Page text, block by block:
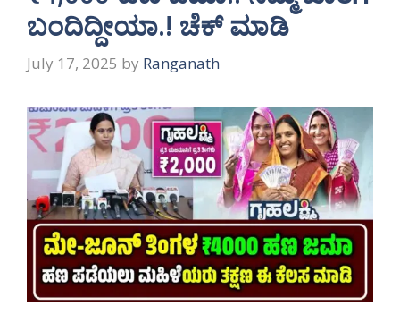
ಬಂದಿದ್ದೀಯಾ.! ಚೆಕ್ ಮಾಡಿ
July 17, 2025 by Ranganath